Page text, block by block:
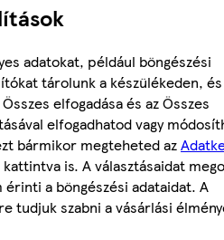
adatokat, például böngészési
tárolunk a készülékeden, és
elfogadása és az Összes
elfogadhatod vagy
bármikor megteheted az
is. A választásaidat
a böngészési adataidat. A
tudjuk szabni a vásárlási